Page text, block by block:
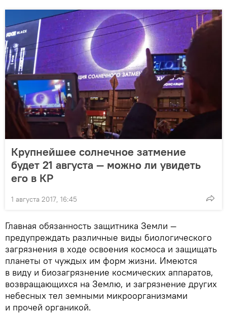
Крупнейшее солнечное затмение
будет 21 августа — можно ли увидеть
его в КР
1 августа 2017, 16:45
Главная обязанность защитника Земли —
предупреждать различные виды биологического
загрязнения в ходе освоения космоса и защищать
планеты от чуждых им форм жизни. Имеются
в виду и биозагрязнение космических аппаратов,
возвращающихся на Землю, и загрязнение других
небесных тел земными микроорганизмами
и прочей органикой.